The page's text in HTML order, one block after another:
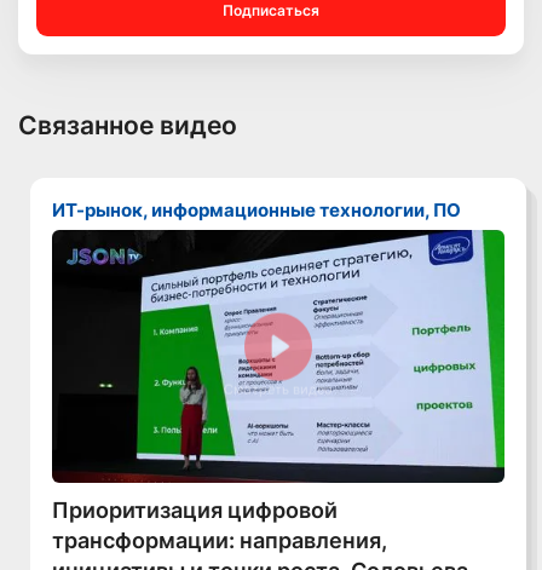
Подписаться
Связанное видео
ИТ-рынок, информационные технологии, ПО
Смотреть видео
Приоритизация цифровой
трансформации: направления,